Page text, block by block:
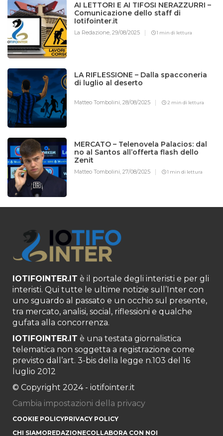
AI LETTORI E AI TIFOSI NERAZZURRI –
Comunicazione dello staff di
Iotifointer.it
La Redazione,29/08/2025 1 min di lettura
LA RIFLESSIONE – Dalla spacconeria
di luglio al deserto
Matteo Tombolini,28/08/2025 2 min di lettura
MERCATO – Telenovela Palacios: dal
no al Santos all’offerta flash dello
Zenit
Matteo Tombolini,27/08/2025 1 min di lettura
IOTIFOINTER.IT è il portale degli interisti e per gli
interisti. Qui tutte le ultime notizie sull’Inter con
uno sguardo al passato e un occhio sul presente,
tra mercato, analisi, social, riflessioni e qualche
gufata alla concorrenza.
IOTIFOINTER.IT è una testata giornalistica
telematica non soggetta a registrazione come
previsto dall’art. 3-bis della legge n.103 del 16
luglio 2012
© Copyright 2024 - iotifointer.it
Cambia impostazioni della privacy
COOKIE POLICYPRIVACY POLICY
CHI SIAMOREDAZIONECOLLABORA CON NOI